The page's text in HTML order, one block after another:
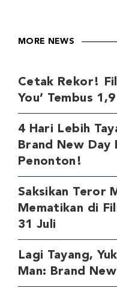
MORE NEWS
Cetak Rekor!
You’ Tembus
4 Hari Lebih
Brand New Day
Penonton!
Saksikan Teror
Mematikan di
31 Juli
Lagi Tayang,
Man: Brand